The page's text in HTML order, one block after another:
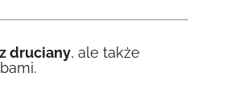
druciany, ale także